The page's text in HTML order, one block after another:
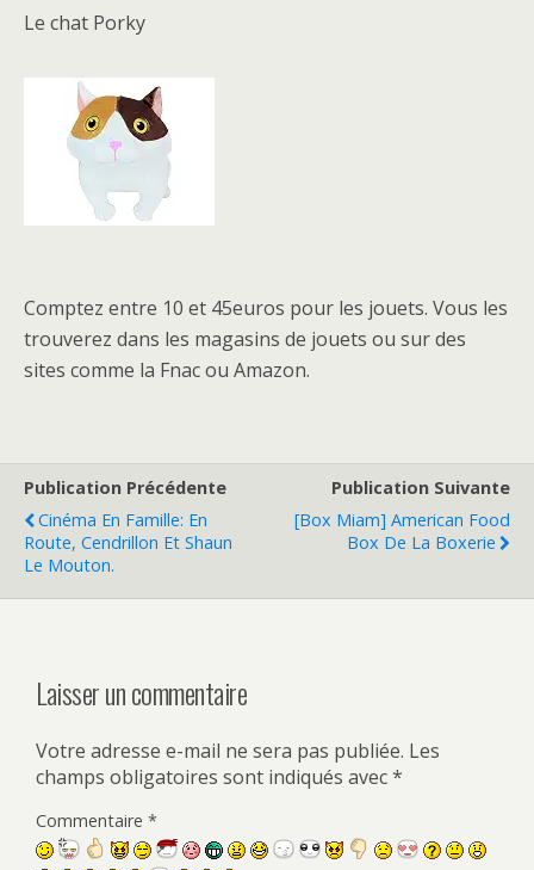
Le chat Porky
Comptez entre 10 et 45euros pour les jouets. Vous les
trouverez dans les magasins de jouets ou sur des
sites comme la Fnac ou Amazon.
Publication Précédente
Cinéma En Famille: En
Route, Cendrillon Et Shaun
Le Mouton.
Publication Suivante
[Box Miam] American Food
Box De La Boxerie
Laisser un commentaire
Votre adresse e-mail ne sera pas publiée. Les
champs obligatoires sont indiqués avec*
Commentaire *